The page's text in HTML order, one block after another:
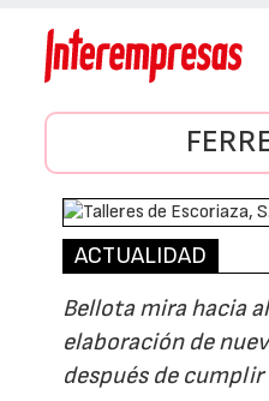
ACTUALIDAD
Bellota mira hacia
elaboración de
después de cumplir